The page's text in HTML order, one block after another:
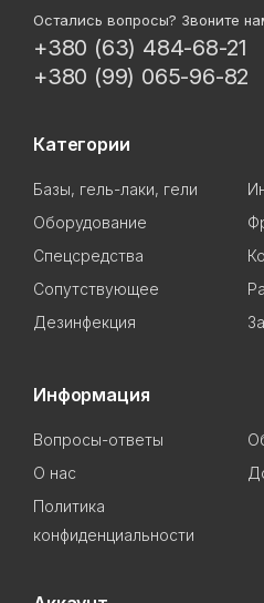
Остались вопросы? Звоните
+380 (63) 484-68-21
+380 (99) 065-96-82
Категории
Базы, гель-лаки, гели
Оборудование
Спецсредства
Сопутствующее
Дезинфекция
Информация
Вопросы-ответы
О нас
Политика
конфиденциальности